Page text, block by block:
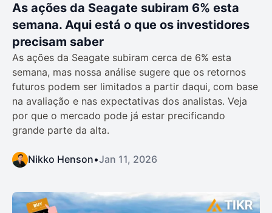
As ações da Seagate subiram 6% esta
semana. Aqui está o que os investidores
precisam saber
As ações da Seagate subiram cerca de 6% esta
semana, mas nossa análise sugere que os retornos
futuros podem ser limitados a partir daqui, com base
na avaliação e nas expectativas dos analistas. Veja
por que o mercado pode já estar precificando
grande parte da alta.
Nikko Henson•Jan 11, 2026